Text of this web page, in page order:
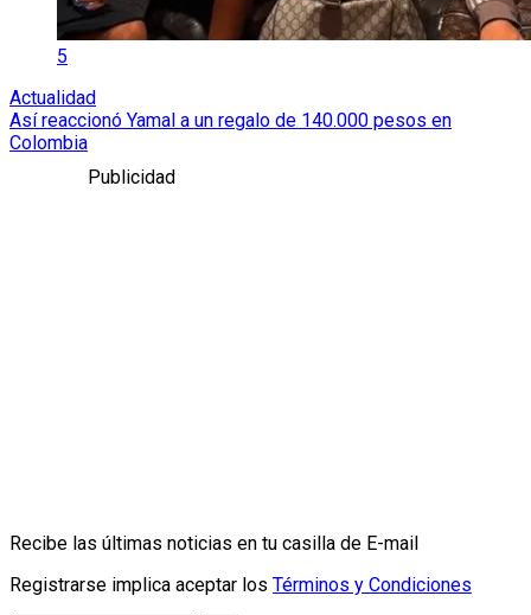
5
Actualidad
Así reaccionó Yamal a un regalo de 140.000 pesos en
Colombia
Publicidad
Recibe las últimas noticias en tu casilla de E-mail
Registrarse implica aceptar los Términos y Condiciones